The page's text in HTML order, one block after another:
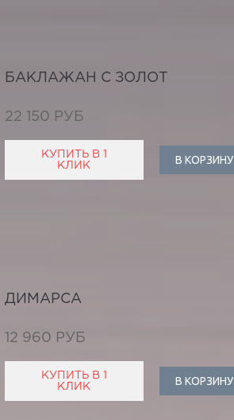
БАКЛАЖАН С ЗОЛОТ
22 150 РУБ
КУПИТЬ В 1
КЛИК
В КОРЗИНУ
ДИМАРСА
12 960 РУБ
КУПИТЬ В 1
КЛИК
В КОРЗИНУ